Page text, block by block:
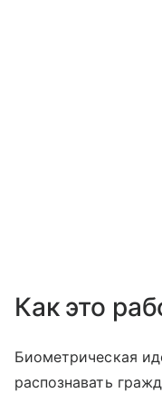
Как это
Биометрическая
распознавать